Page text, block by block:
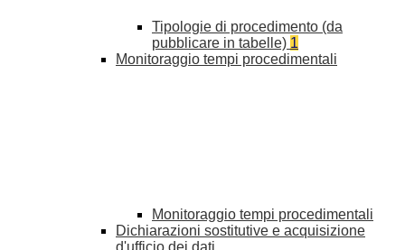
Tipologie di procedimento (da
pubblicare in tabelle) 1
Monitoraggio tempi procedimentali
Monitoraggio tempi procedimentali
Dichiarazioni sostitutive e acquisizione